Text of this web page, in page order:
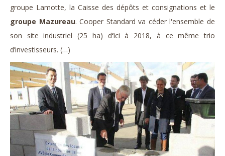
groupe Lamotte, la Caisse des dépôts et consignations et le
groupe Mazureau. Cooper Standard va céder l‘ensemble de
son site industriel (25 ha) d‘ici à 2018, à ce même trio
d’investisseurs. (…)